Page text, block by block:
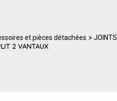
et pièces détachées > JOINTS
2 VANTAUX